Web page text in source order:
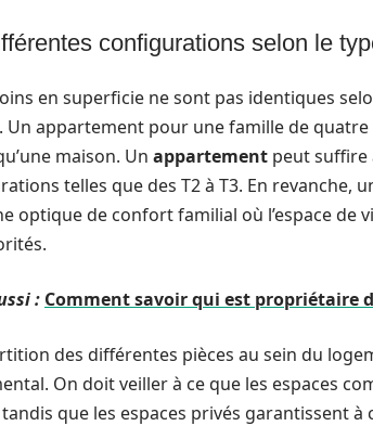
configurations selon le
en superficie ne sont pas identiques
Un appartement pour une famille de
maison. Un appartement peut suffire
telles que des T2 à T3. En revanche,
optique de confort familial où l’espace de
: Comment savoir qui est propriétaire
des différentes pièces au sein du
On doit veiller à ce que les espaces
que les espaces privés garantissent